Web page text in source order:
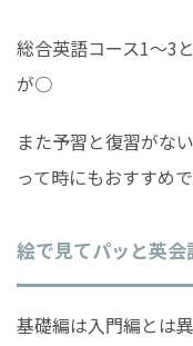
総合英語コース1〜3
が○
また予習と復習がな
って時にもおすすめで
絵で見てパッと英
基礎編は入門編とは